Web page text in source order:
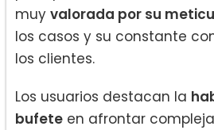
muy valorada por su
los casos y su constante
los clientes.
Los usuarios destacan la
bufete en afrontar